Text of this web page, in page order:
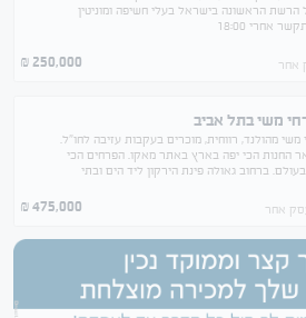
הראשונה בישראל בעלי חשיפה ומוניטין
אחרי 18:00
אחר 250,000
₪
משי בתל אביב
משי מהולנד, רווחית, מוכרים בעקבות עזיבה לחו"ל.
החנות הכי יפה בארץ באתר מאקו. הפרחים הכי
ברחוב גאולה פינת הירקון ליד הים ובתי
אחר 475,000
₪